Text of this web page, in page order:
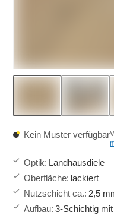
Kein Muster verfügbar
Optik: Landhausdiele
Oberfläche: lackiert
Nutzschicht ca.: 2,5
Aufbau: 3-Schichtig